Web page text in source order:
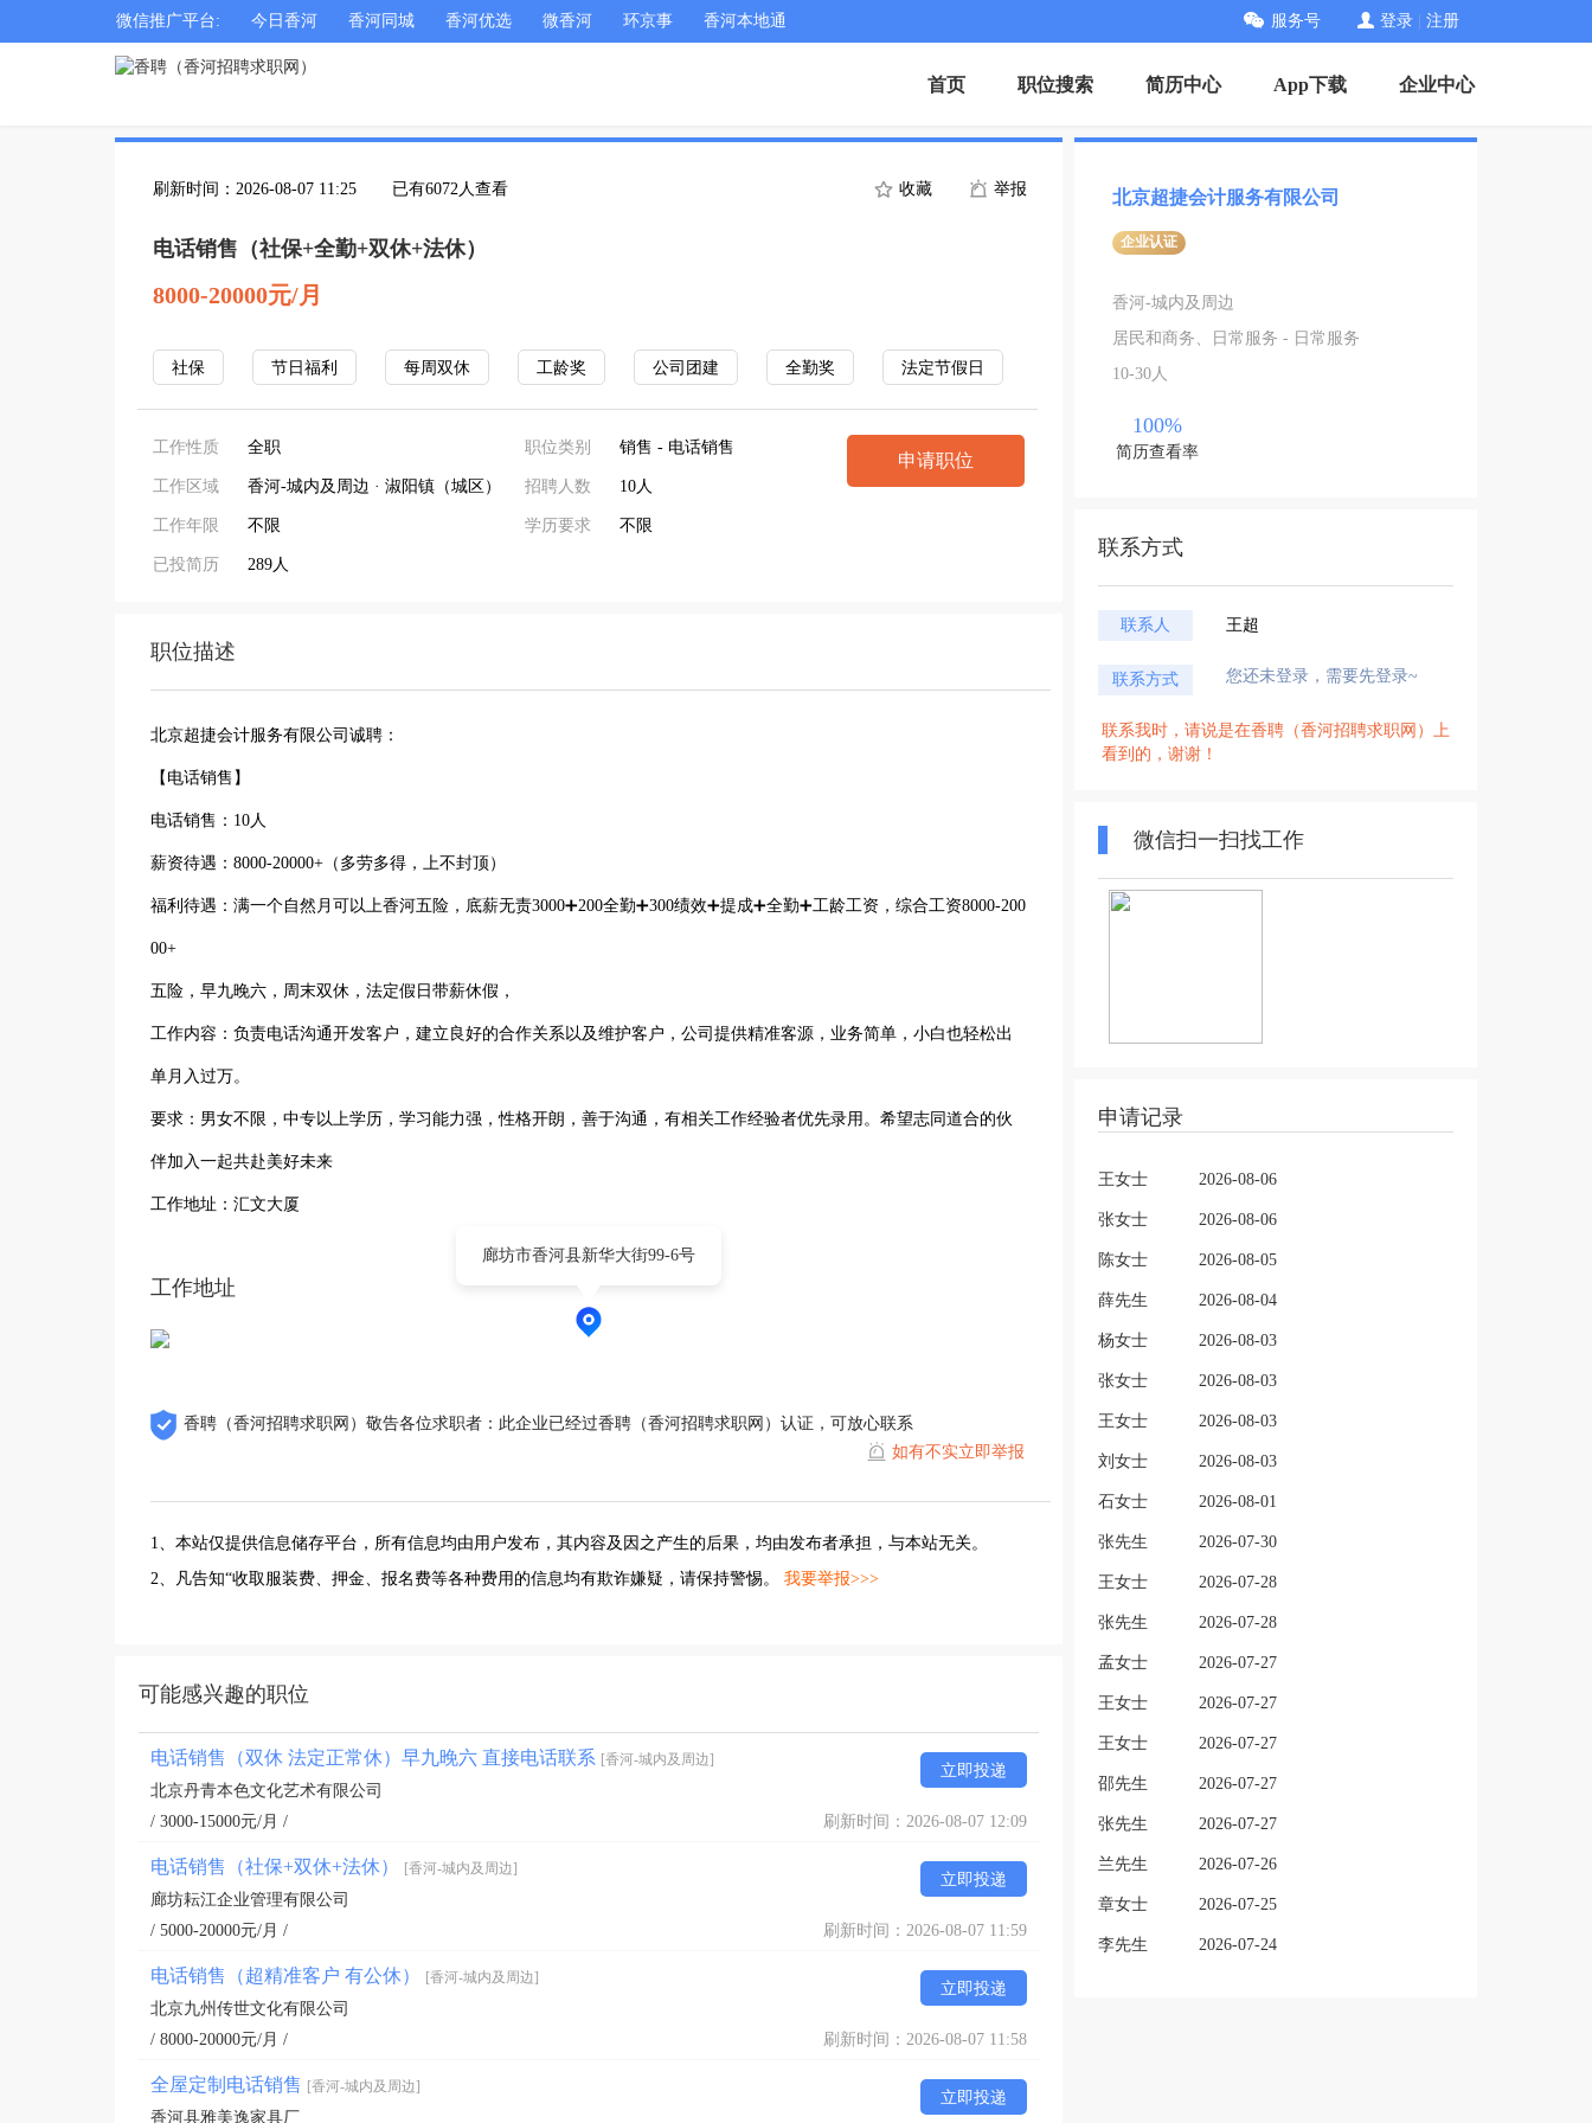
微信推广平台: 今日香河 香河同城 香河优选 微香河 环京事 香河本地通 服务号 登录 注册
首页 职位搜索 简历中心 App下载 企业中心
刷新时间：2026-08-07 11:25 已有6072人查看 收藏 举报
电话销售（社保+全勤+双休+法休）
8000-20000元/月
社保 节日福利 每周双休 工龄奖 公司团建 全勤奖 法定节假日
工作性质 全职
工作区域 香河-城内及周边 · 淑阳镇（城区）
工作年限 不限
已投简历 289人
职位类别 销售 - 电话销售
招聘人数 10人
学历要求 不限
申请职位
职位描述
北京超捷会计服务有限公司诚聘：
【电话销售】
电话销售：10人
薪资待遇：8000-20000+（多劳多得，上不封顶）
福利待遇：满一个自然月可以上香河五险，底薪无责3000➕200全勤➕300绩效➕提成➕全勤➕工龄工资，综合工资8000-200
00+
五险，早九晚六，周末双休，法定假日带薪休假，
工作内容：负责电话沟通开发客户，建立良好的合作关系以及维护客户，公司提供精准客源，业务简单，小白也轻松出
单月入过万。
要求：男女不限，中专以上学历，学习能力强，性格开朗，善于沟通，有相关工作经验者优先录用。希望志同道合的伙
伴加入一起共赴美好未来
工作地址：汇文大厦
工作地址
廊坊市香河县新华大街99-6号
香聘（香河招聘求职网）敬告各位求职者：此企业已经过香聘（香河招聘求职网）认证，可放心联系
如有不实立即举报
1、本站仅提供信息储存平台，所有信息均由用户发布，其内容及因之产生的后果，均由发布者承担，与本站无关。
2、凡告知“收取服装费、押金、报名费等各种费用的信息均有欺诈嫌疑，请保持警惕。 我要举报>>>
可能感兴趣的职位
电话销售（双休 法定正常休）早九晚六 直接电话联系 [香河-城内及周边]
立即投递
北京丹青本色文化艺术有限公司
/ 3000-15000元/月 /
刷新时间：2026-08-07 12:09
电话销售（社保+双休+法休） [香河-城内及周边]
立即投递
廊坊耘江企业管理有限公司
/ 5000-20000元/月 /
刷新时间：2026-08-07 11:59
电话销售（超精准客户 有公休） [香河-城内及周边]
立即投递
北京九州传世文化有限公司
/ 8000-20000元/月 /
刷新时间：2026-08-07 11:58
全屋定制电话销售 [香河-城内及周边]
立即投递
香河县雅美逸家具厂
北京超捷会计服务有限公司
企业认证
香河-城内及周边
居民和商务、日常服务 - 日常服务
10-30人
100%
简历查看率
联系方式
联系人 王超
联系方式 您还未登录，需要先登录~
联系我时，请说是在香聘（香河招聘求职网）上
看到的，谢谢！
微信扫一扫找工作
申请记录
王女士 2026-08-06
张女士 2026-08-06
陈女士 2026-08-05
薛先生 2026-08-04
杨女士 2026-08-03
张女士 2026-08-03
王女士 2026-08-03
刘女士 2026-08-03
石女士 2026-08-01
张先生 2026-07-30
王女士 2026-07-28
张先生 2026-07-28
孟女士 2026-07-27
王女士 2026-07-27
王女士 2026-07-27
邵先生 2026-07-27
张先生 2026-07-27
兰先生 2026-07-26
章女士 2026-07-25
李先生 2026-07-24